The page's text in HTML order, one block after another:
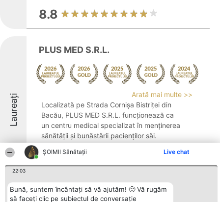
ŞOIMII Sănătații Live chat
22:03
Bună, suntem încântați să vă ajutăm! 🙂 Vă rugăm
să faceți clic pe subiectul de conversație
8.8
Laureați
PLUS MED S.R.L.
Arată mai multe >>
Localizată pe Strada Cornișa Bistriței din
Bacău, PLUS MED S.R.L. funcționează ca
un centru medical specializat în menținerea
sănătății și bunăstării pacienților săi.
de servicii medicale, evidențiindu-se ...